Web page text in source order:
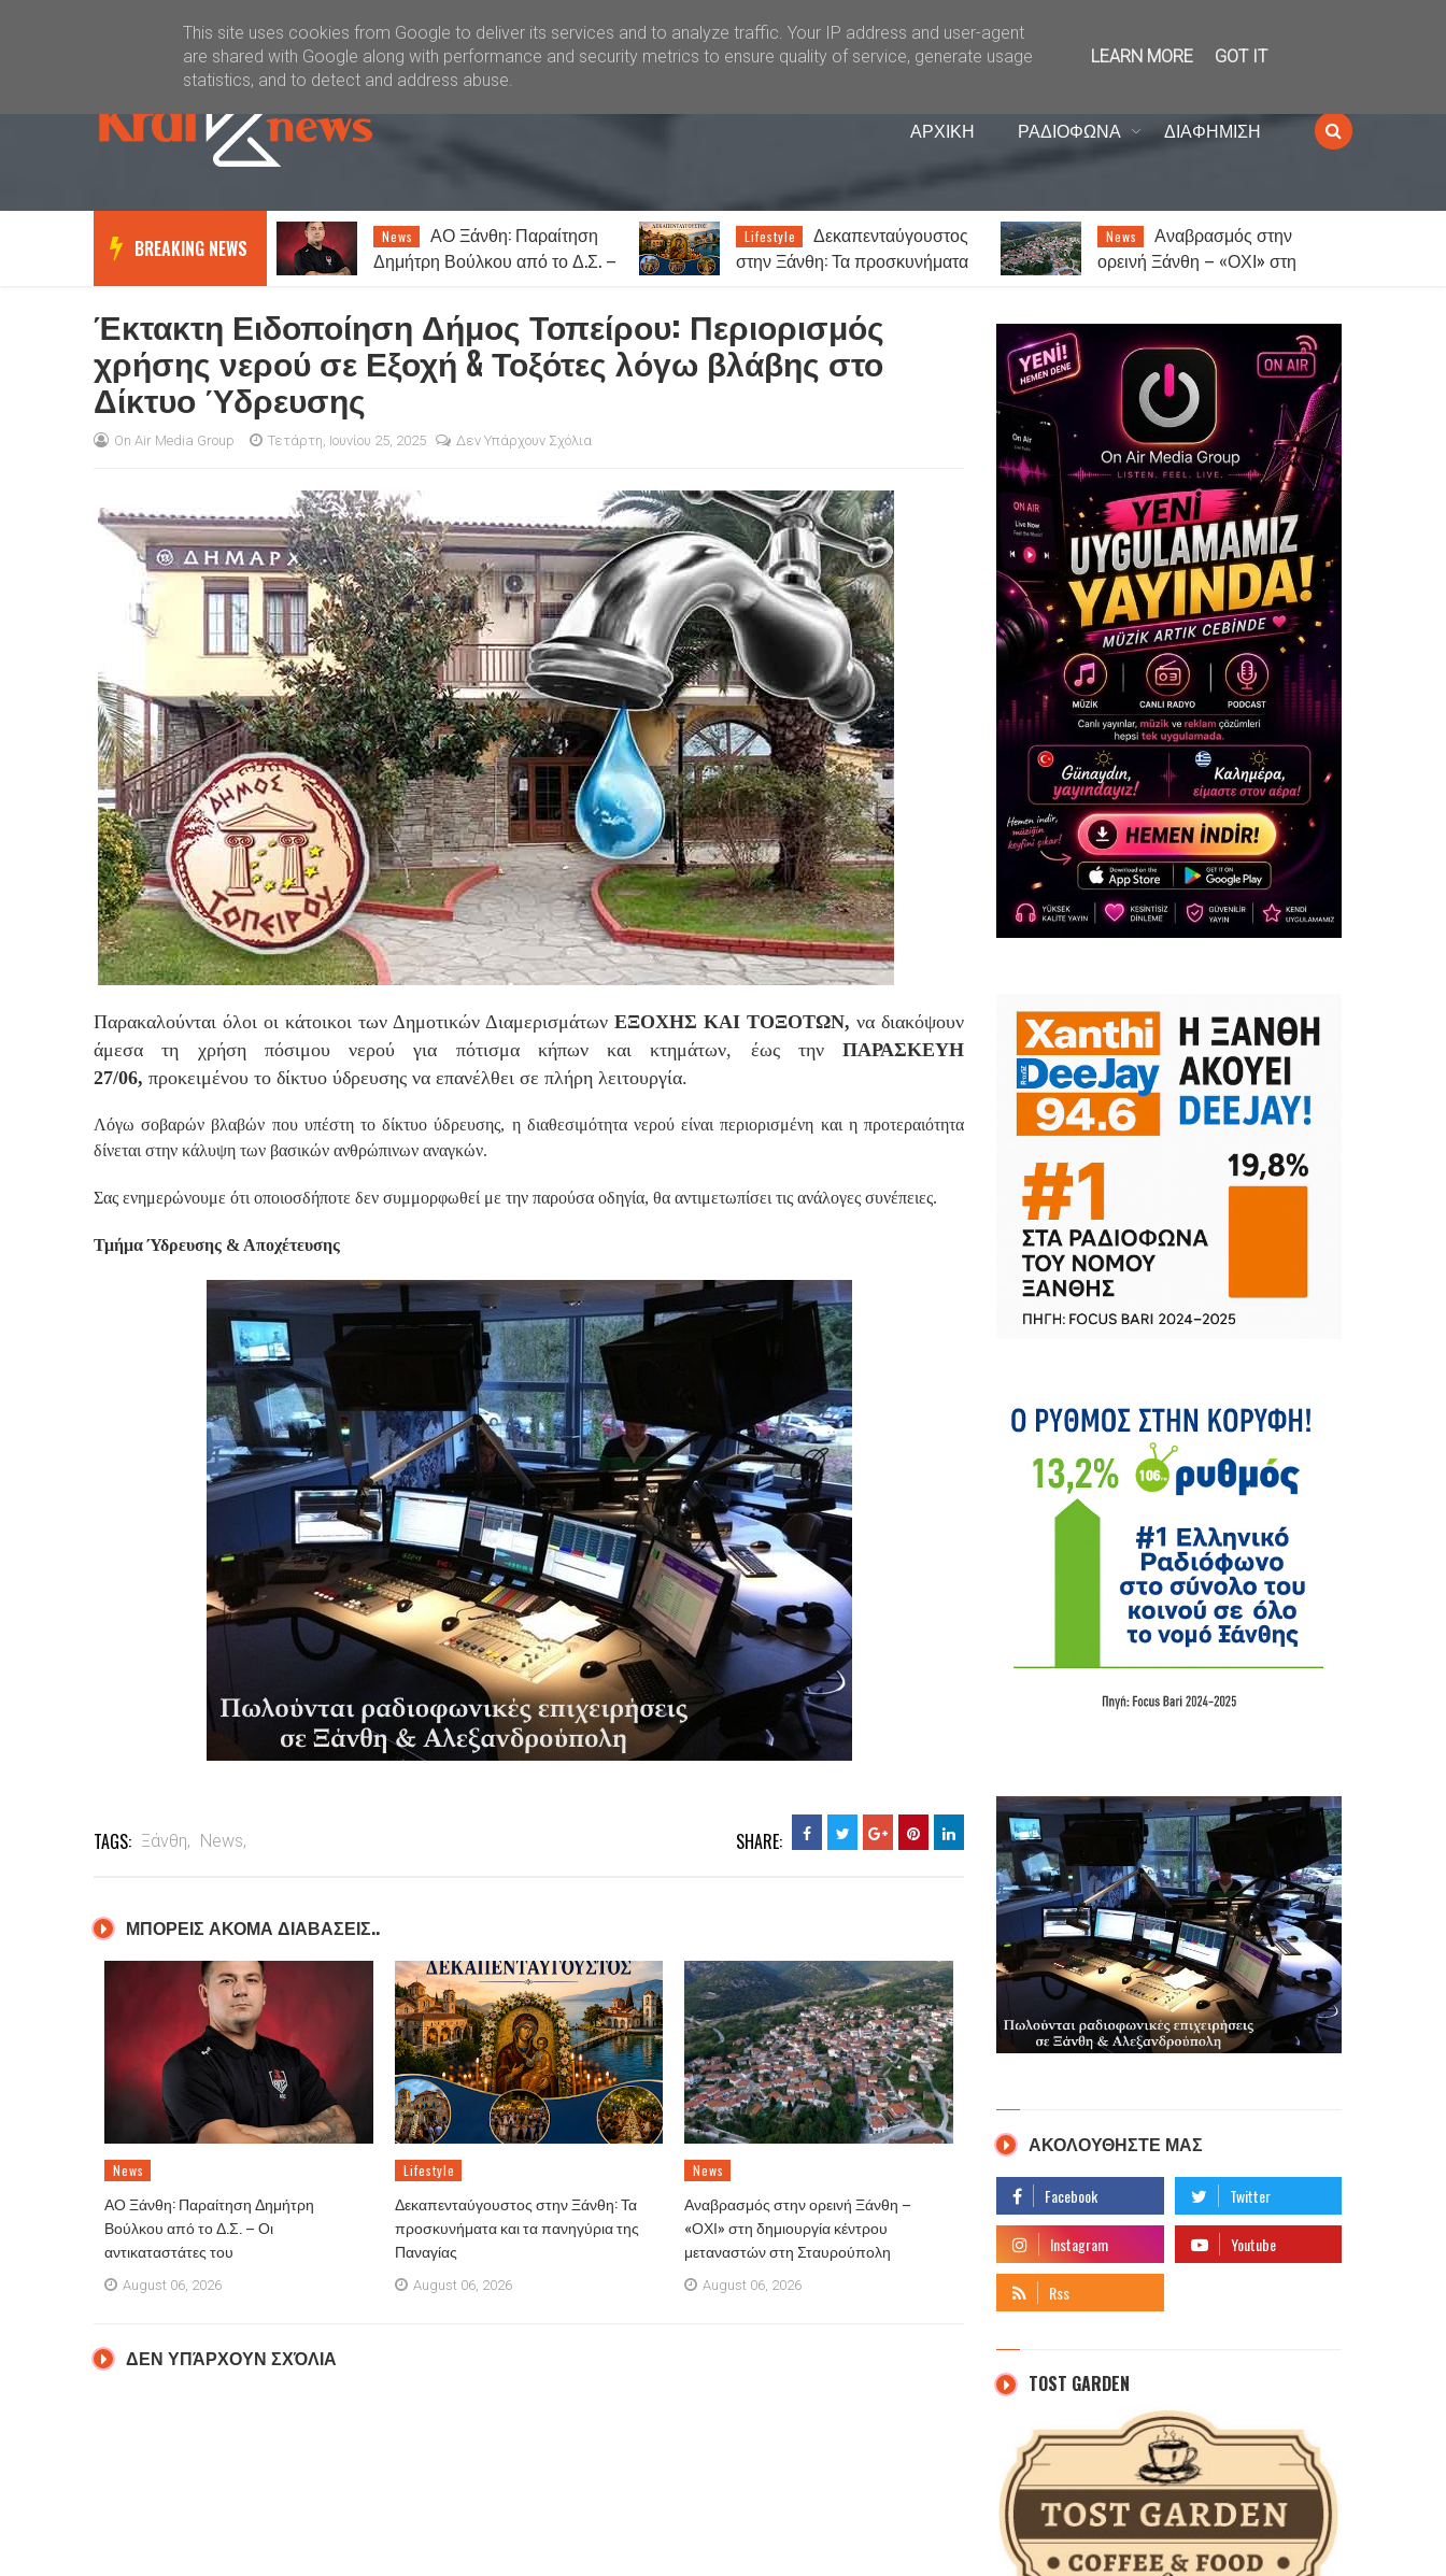
Καλώς ήλθατε Kral News
ΑΡΧΙΚΗ ΡΑΔΙΟΦΩΝΑ ΔΙΑΦΗΜΙΣΗ
BREAKING NEWS
News
ΑΟ Ξάνθη: Παραίτηση
Δημήτρη Βούλκου από το Δ.Σ. –
Οι αντικαταστάτες του
Lifestyle
Δεκαπενταύγουστος
στην Ξάνθη: Τα προσκυνήματα
News
Αναβρασμός στην
ορεινή Ξάνθη – «ΟΧΙ» στη
μεταναστών στη Σταυρούπολη
News
Ξάνθη: Έξι συλλήψεις
για παράνομα τυχερά παιχνίδια
Έκτακτη Ειδοποίηση Δήμος Τοπείρου: Περιορισμός
χρήσης νερού σε Εξοχή & Τοξότες λόγω βλάβης στο
Δίκτυο Ύδρευσης
On Air Media Group Τετάρτη, Ιουνίου 25, 2025 Δεν Υπάρχουν Σχόλια
Παρακαλούνται όλοι οι κάτοικοι των Δημοτικών Διαμερισμάτων ΕΞΟΧΗΣ ΚΑΙ ΤΟΞΟΤΩΝ, να διακόψουν
άμεσα τη χρήση πόσιμου νερού για πότισμα κήπων και κτημάτων, έως την
ΠΑΡΑΣΚΕΥΗ
27/06, προκειμένου το δίκτυο ύδρευσης να επανέλθει σε πλήρη λειτουργία.
Λόγω σοβαρών βλαβών που υπέστη το δίκτυο ύδρευσης, η διαθεσιμότητα νερού είναι περιορισμένη και η προτεραιότητα
δίνεται στην κάλυψη των βασικών ανθρώπινων αναγκών.
Σας ενημερώνουμε ότι οποιοσδήποτε δεν συμμορφωθεί με την παρούσα οδηγία, θα αντιμετωπίσει τις ανάλογες συνέπειες.
Τμήμα Ύδρευσης & Αποχέτευσης
TAGS: Ξάνθη, News, SHARE:
ΜΠΟΡΕΙΣ ΑΚΟΜΑ ΔΙΑΒΑΣΕΙΣ..
News
ΑΟ Ξάνθη: Παραίτηση Δημήτρη
Βούλκου από το Δ.Σ. – Οι
αντικαταστάτες του
August 06, 2026
Lifestyle
Δεκαπενταύγουστος στην Ξάνθη: Τα
προσκυνήματα και τα πανηγύρια της
Παναγίας
August 06, 2026
News
Αναβρασμός στην ορεινή Ξάνθη –
«ΟΧΙ» στη δημιουργία κέντρου
μεταναστών στη Σταυρούπολη
August 06, 2026
ΔΕΝ ΥΠΆΡΧΟΥΝ ΣΧΌΛΙΑ
ΑΚΟΛΟΥΘΗΣΤΕ ΜΑΣ
TOST GARDEN
This site uses cookies from Google to deliver its services and to analyze traffic. Your IP address and user-agent
are shared with Google along with performance and security metrics to ensure quality of service, generate usage
statistics, and to detect and address abuse.
LEARN MORE GOT IT